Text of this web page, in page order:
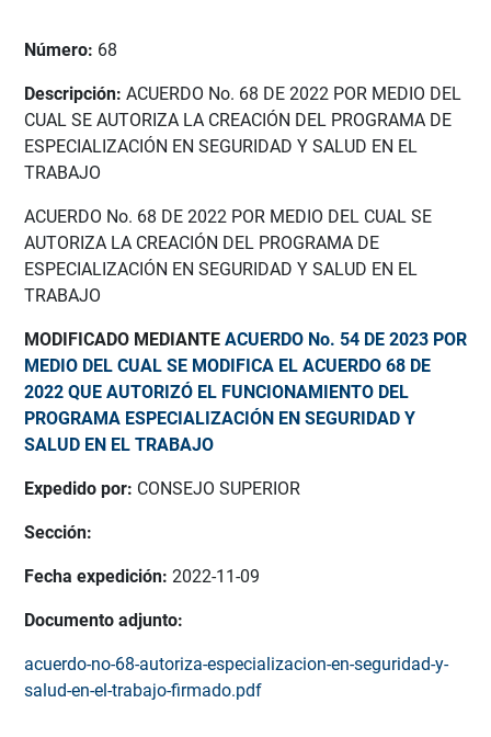
Número: 68
Descripción: ACUERDO No. 68 DE 2022 POR MEDIO DEL
CUAL SE AUTORIZA LA CREACIÓN DEL PROGRAMA DE
ESPECIALIZACIÓN EN SEGURIDAD Y SALUD EN EL
TRABAJO
ACUERDO No. 68 DE 2022 POR MEDIO DEL CUAL SE
AUTORIZA LA CREACIÓN DEL PROGRAMA DE
ESPECIALIZACIÓN EN SEGURIDAD Y SALUD EN EL
TRABAJO
MODIFICADO MEDIANTE ACUERDO No. 54 DE 2023 POR
MEDIO DEL CUAL SE MODIFICA EL ACUERDO 68 DE
2022 QUE AUTORIZÓ EL FUNCIONAMIENTO DEL
PROGRAMA ESPECIALIZACIÓN EN SEGURIDAD Y
SALUD EN EL TRABAJO
Expedido por: CONSEJO SUPERIOR
Sección:
Fecha expedición: 2022-11-09
Documento adjunto:
acuerdo-no-68-autoriza-especializacion-en-seguridad-y-
salud-en-el-trabajo-firmado.pdf